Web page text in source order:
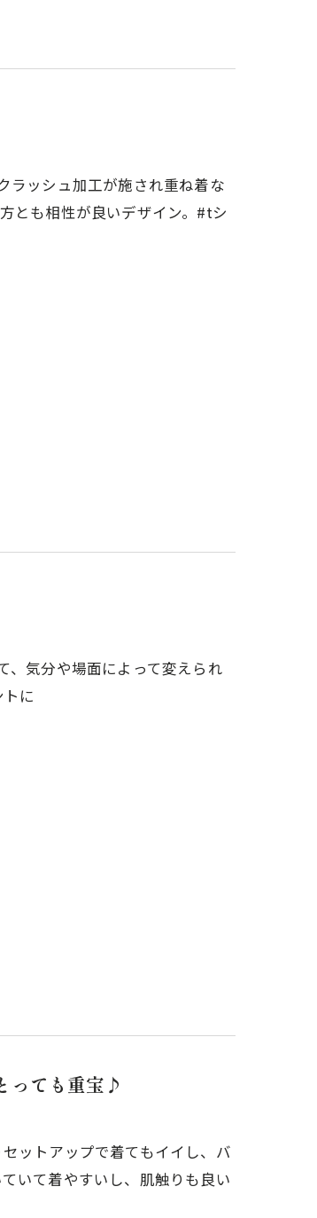
ラッシュ加工が施され重ね着な
とも相性が良いデザイン。#tシ
、気分や場面によって変えられ
に
っても重宝♪
ットアップで着てもイイし、バ
いて着やすいし、肌触りも良い